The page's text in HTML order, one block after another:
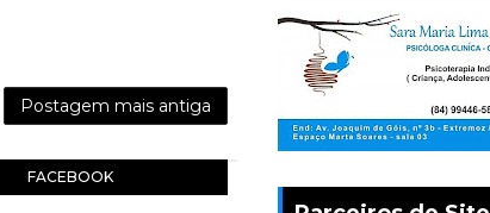
Postagem mais antiga
FACEBOOK